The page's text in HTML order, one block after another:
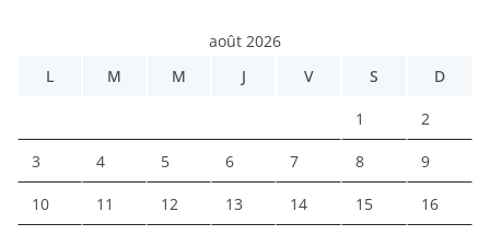
août 2026
L
M M J V S D
1 2
3 4 5 6 7 8 9
10 11 12 13 14 15 16